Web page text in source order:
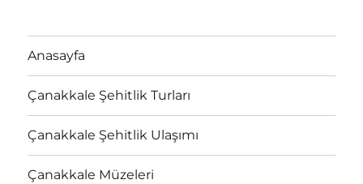
Anasayfa
Çanakkale Şehitlik Turları
Çanakkale Şehitlik Ulaşımı
Çanakkale Müzeleri